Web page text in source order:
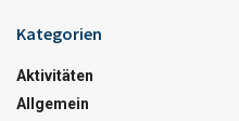
Kategorien
Aktivitäten
Allgemein